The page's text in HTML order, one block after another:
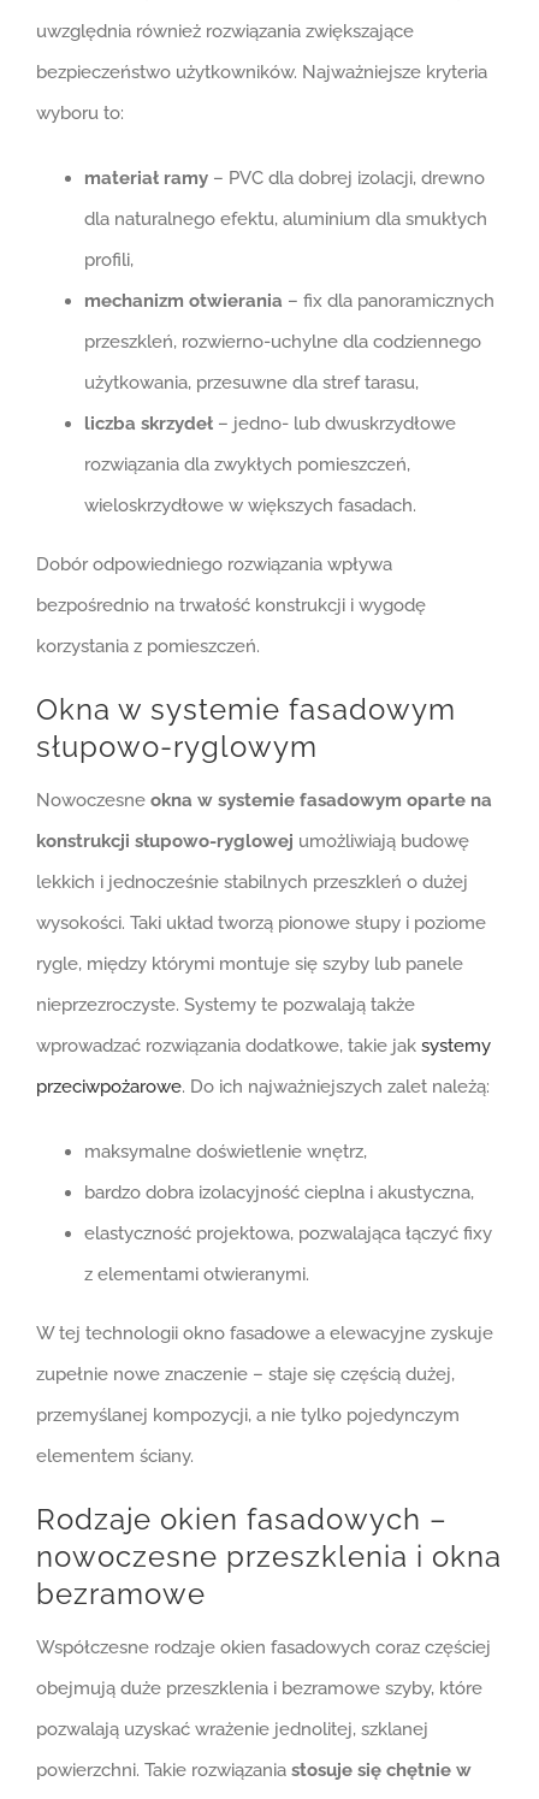
uwzględnia również rozwiązania zwiększające
bezpieczeństwo użytkowników. Najważniejsze kryteria
wyboru to:
materiał ramy – PVC dla dobrej izolacji, drewno
dla naturalnego efektu, aluminium dla smukłych
profili,
mechanizm otwierania – fix dla panoramicznych
przeszkleń, rozwierno-uchylne dla codziennego
użytkowania, przesuwne dla stref tarasu,
liczba skrzydeł – jedno- lub dwuskrzydłowe
rozwiązania dla zwykłych pomieszczeń,
wieloskrzydłowe w większych fasadach.
Dobór odpowiedniego rozwiązania wpływa
bezpośrednio na trwałość konstrukcji i wygodę
korzystania z pomieszczeń.
Okna w systemie fasadowym
słupowo-ryglowym
Nowoczesne okna w systemie fasadowym oparte na
konstrukcji słupowo-ryglowej umożliwiają budowę
lekkich i jednocześnie stabilnych przeszkleń o dużej
wysokości. Taki układ tworzą pionowe słupy i poziome
rygle, między którymi montuje się szyby lub panele
nieprzezroczyste. Systemy te pozwalają także
wprowadzać rozwiązania dodatkowe, takie jak systemy
przeciwpożarowe. Do ich najważniejszych zalet należą:
maksymalne doświetlenie wnętrz,
bardzo dobra izolacyjność cieplna i akustyczna,
elastyczność projektowa, pozwalająca łączyć fixy
z elementami otwieranymi.
W tej technologii okno fasadowe a elewacyjne zyskuje
zupełnie nowe znaczenie – staje się częścią dużej,
przemyślanej kompozycji, a nie tylko pojedynczym
elementem ściany.
Rodzaje okien fasadowych –
nowoczesne przeszklenia i okna
bezramowe
Współczesne rodzaje okien fasadowych coraz częściej
obejmują duże przeszklenia i bezramowe szyby, które
pozwalają uzyskać wrażenie jednolitej, szklanej
powierzchni. Takie rozwiązania stosuje się chętnie w